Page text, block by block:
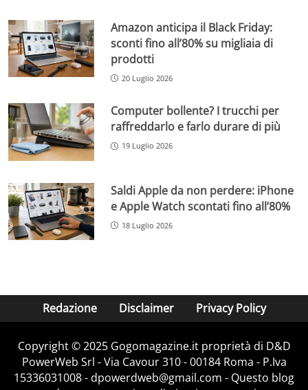
Amazon anticipa il Black Friday:
sconti fino all’80% su migliaia di
prodotti
20 Luglio 2026
Computer bollente? I trucchi per
raffreddarlo e farlo durare di più
19 Luglio 2026
Saldi Apple da non perdere: iPhone
e Apple Watch scontati fino all’80%
18 Luglio 2026
Redazione Disclaimer Privacy Policy
Copyright © 2025 Gogomagazine.it proprietà di D&D
PowerWeb Srl - Via Cavour 310 - 00184 Roma - P.Iva
15336031008 - dpowerdweb@gmail.com - Questo blog